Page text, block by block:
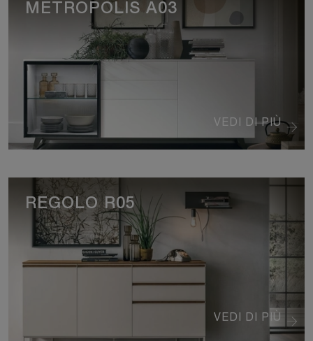
VEDI DI PIÙ
METROPOLIS A03
VEDI DI PIÙ
REGOLO R05